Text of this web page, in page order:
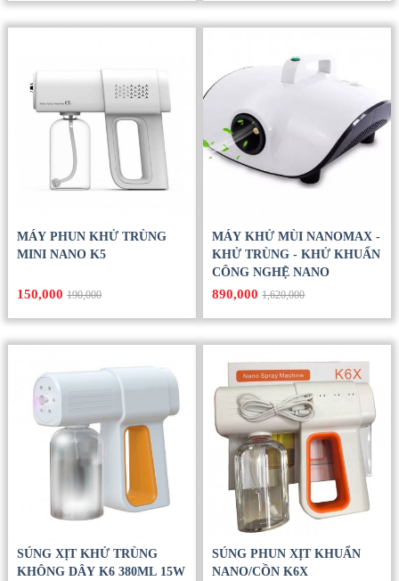
MÁY PHUN KHỬ TRÙNG
MINI NANO K5
150,000190,000
MÁY KHỬ MÙI NANOMAX -
KHỬ TRÙNG - KHỬ KHUẨN
CÔNG NGHỆ NANO
890,0001,620,000
SÚNG XỊT KHỬ TRÙNG
KHÔNG DÂY K6 380ML 15W
SÚNG PHUN XỊT KHUẨN
NANO/CỒN K6X